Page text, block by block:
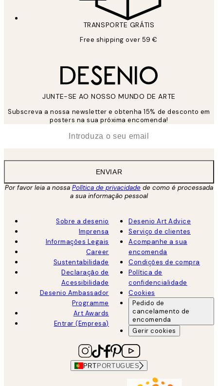
TRANSPORTE GRÁTIS
Free shipping over 59 €
JUNTE-SE AO NOSSO MUNDO DE ARTE
Subscreva a nossa newsletter e obtenha 15% de desconto em
posters na sua próxima encomenda!
ENVIAR
Por favor leia a nossa Política de privacidade de como é processada
a sua informação pessoal
Sobre a desenio
Imprensa
Informações Legais
Career
Sustentabilidade
Declaração de
Acessibilidade
Desenio Ambassador
Programme
Art Awards
Entrar (Empresa)
Desenio Art Advice
Serviço de clientes
Acompanhe a sua
encomenda
Condições de compra
Política de
confidencialidade
Cookies
Pedido de
cancelamento de
encomenda
Gerir cookies
PRT PORTUGUES